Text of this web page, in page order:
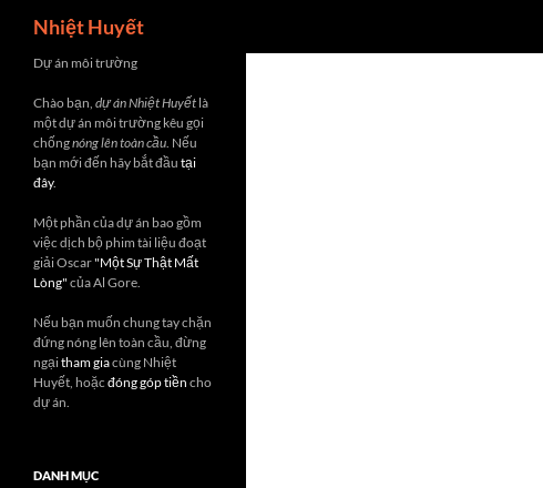
content
Nhiệt Huyết
Dự án môi trường
Chào bạn, dự án Nhiệt Huyết là
một dự án môi trường kêu gọi
chốngnóng lên toàn cầu. Nếu
bạn mới đến hãy bắt đầu tại
đây.
Một phần của dự án bao gồm
việc dịch bộ phim tài liệu đoạt
giải Oscar"Một Sự Thật Mất
Lòng" của Al Gore.
Nếu bạn muốn chung tay chặn
đứng nóng lên toàn cầu, đừng
ngạitham giacùng Nhiệt
Huyết, hoặc đóng góp tiền cho
dự án.
DANH MỤC